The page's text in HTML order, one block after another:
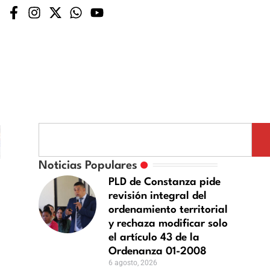
Noticias Populares
PLD de Constanza pide
revisión integral del
ordenamiento territorial
y rechaza modificar solo
el artículo 43 de la
Ordenanza 01-2008
6 agosto, 2026